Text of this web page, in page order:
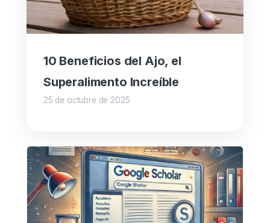
10 Beneficios del Ajo, el
Superalimento Increíble
25 de octubre de 2025